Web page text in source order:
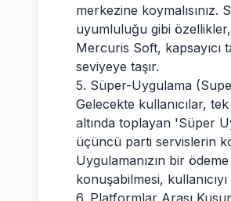
merkezine
uyumluluğu gibi özellikler,
Mercuris Soft, kapsayıcı
seviyeye taşır.
5. Süper-Uygulama
Gelecekte kullanıcılar,
altında toplayan 'Süper
üçüncü parti servislerin
Uygulamanızın bir
konuşabilmesi,
6. Platformlar Arası